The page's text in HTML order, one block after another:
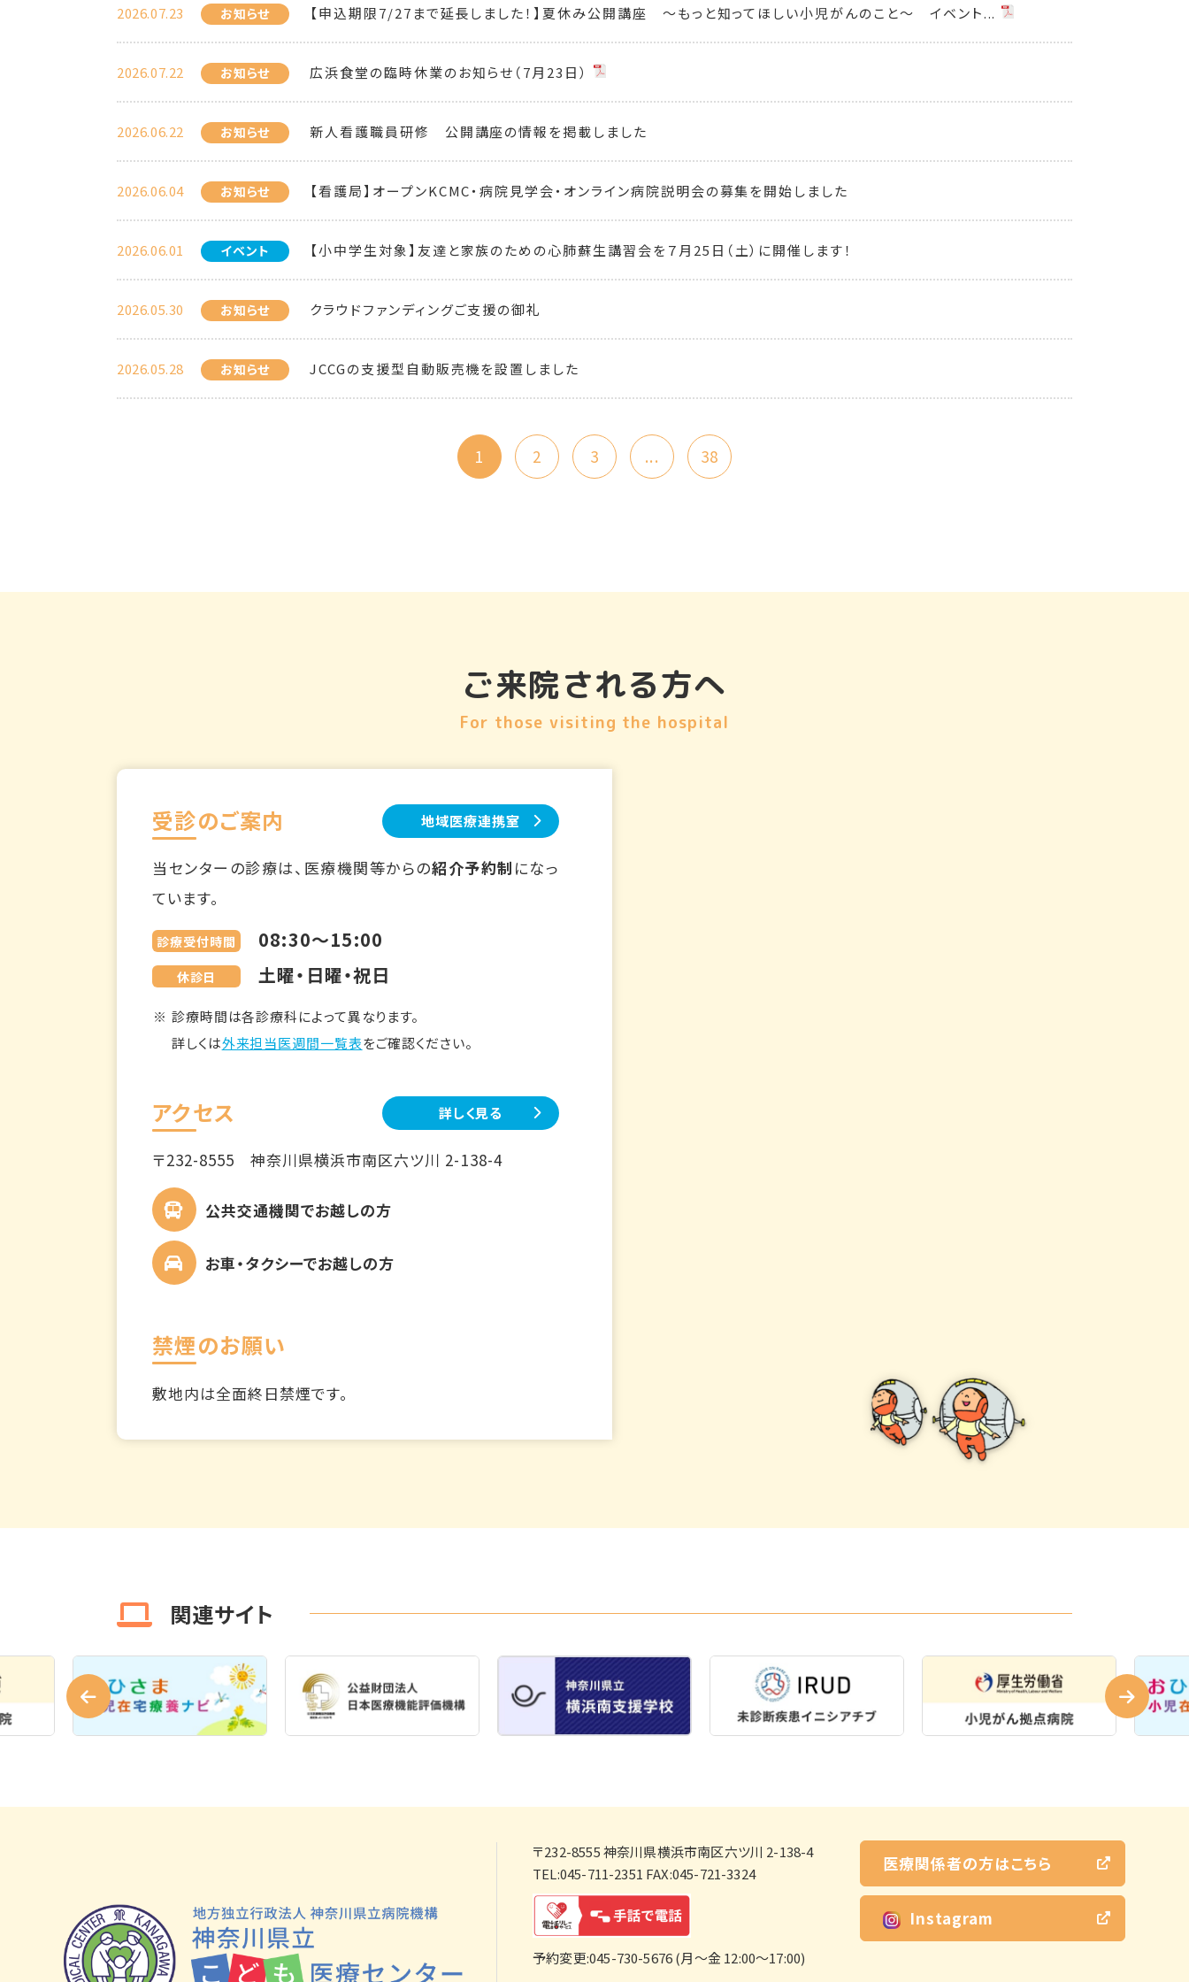
2026.07.23 お知らせ 【申込期限7/27まで延長しました！】夏休み公開講座 ～もっと知ってほしい小児がんのこと～ イベント...
2026.07.22 お知らせ 広浜食堂の臨時休業のお知らせ（7月23日）
2026.06.22 お知らせ 新人看護職員研修 公開講座の情報を掲載しました
2026.06.04 お知らせ 【看護局】オープンKCMC・病院見学会・オンライン病院説明会の募集を開始しました
2026.06.01 イベント 【小中学生対象】友達と家族のための心肺蘇生講習会を７月25日（土）に開催します！
2026.05.30 お知らせ クラウドファンディングご支援の御礼
2026.05.28 お知らせ JCCGの支援型自動販売機を設置しました
1 2 3 ... 38
ご来院される方へ
For those visiting the hospital
受診のご案内 地域医療連携室
当センターの診療は、医療機関等からの紹介予約制 になっ
ています。
診療受付時間 08:30～15:00
休診日 土曜・日曜・祝日
診療時間は各診療科によって異なります。
詳しくは外来担当医週間一覧表をご確認ください。
アクセス 詳しく見る
〒232-8555神奈川県横浜市南区六ツ川 2-138-4
公共交通機関でお越しの方
お車・タクシーでお越しの方
禁煙のお願い
敷地内は全面終日禁煙です。
関連サイト
〒232-8555神奈川県横浜市南区六ツ川 2-138-4
TEL:045-711-2351 FAX:045-721-3324
予約変更:045-730-5676 (月～金 12:00～17:00)
医療関係者の方はこちら
Instagram